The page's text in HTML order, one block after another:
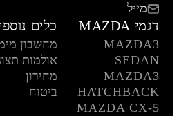
מייל
דגמי MAZDA
MAZDA3
SEDAN
MAZDA3
HATCHBACK
MAZDA CX-5
כלים נוספים
מחשבון מימון
אולמות תצוגה
מחירון
ביטוח